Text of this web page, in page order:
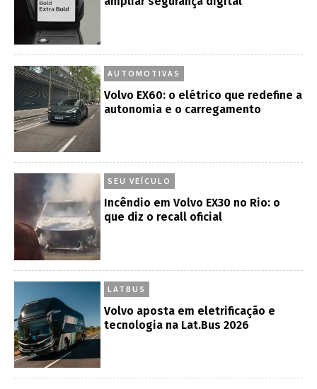
AUTOMOTIVAS
Volvo EX60: o elétrico que redefine a
autonomia e o carregamento
SEU VEÍCULO
Incêndio em Volvo EX30 no Rio: o
que diz o recall oficial
LATBUS
Volvo aposta em eletrificação e
tecnologia na Lat.Bus 2026